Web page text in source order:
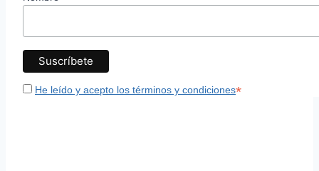
He leído y acepto los términos y condiciones*